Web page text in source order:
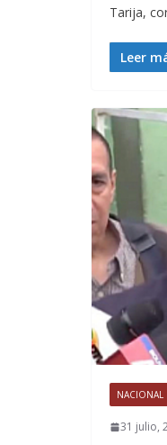
Tarija,
Leer
NACIONAL
31 julio,